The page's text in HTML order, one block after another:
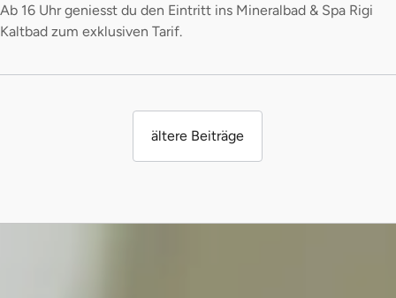
Ab 16 Uhr geniesst du den Eintritt ins Mineralbad & Spa Rigi
Kaltbad zum exklusiven Tarif.
ältere Beiträge